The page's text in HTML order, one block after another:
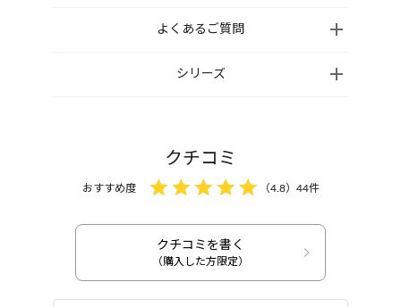
PEG-20グリセリル、香料、トリポリヒドロキシステ
プリン酸)グリセリル、コメヌカ油、ポリソルベート
水溶性コラーゲン、レモングラス葉/茎エキス、ハマ
メリス葉エキス、チャ葉エキス、グレープフルーツ
リー葉油、レモン果皮油、メントール、オレイン酸
フィトステリル、グリチルレチン酸ステアリル、ト
コフェロール、エチルヘキシルグリセリン
ご家庭のお風呂のお湯に1包を入れ、よくかき混ぜて
よくあるご質問
アロマバスエッセンスは子どもとの入浴
その際は規定量より薄めからお試しください。
熱いお湯での長風呂は疲労感が増し、肌
も乾燥しやすくなります。40度以下で5
シリーズ
アロマバスエッセンス
うるおい入浴料
アロマバスエッセンス
クチコミ
おすすめ度 （4.8） 44件
クチコミを書く
（購入した方限定）